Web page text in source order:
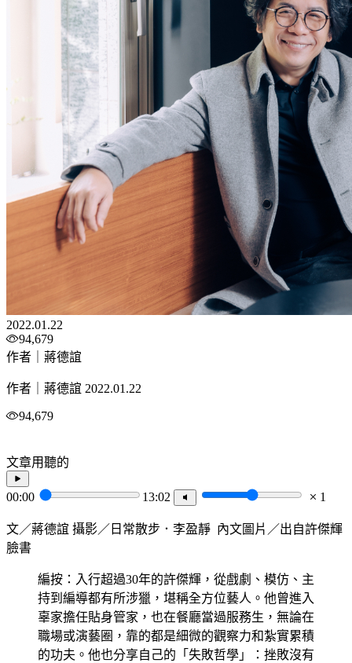
2022.01.22
94,679
作者｜蔣德誼
作者｜蔣德誼 2022.01.22
94,679
文章用聽的
00:00 13:02 1
文／蔣德誼 攝影／日常散步．李盈靜 內文圖片／出自許傑輝
臉書
編按：入行超過30年的許傑輝，從戲劇、模仿、主
持到編導都有所涉獵，堪稱全方位藝人。他曾進入
辜家擔任貼身管家，也在餐廳當過服務生，無論在
職場或演藝圈，靠的都是細微的觀察力和紮實累積
的功夫。他也分享自己的「失敗哲學」：挫敗沒有